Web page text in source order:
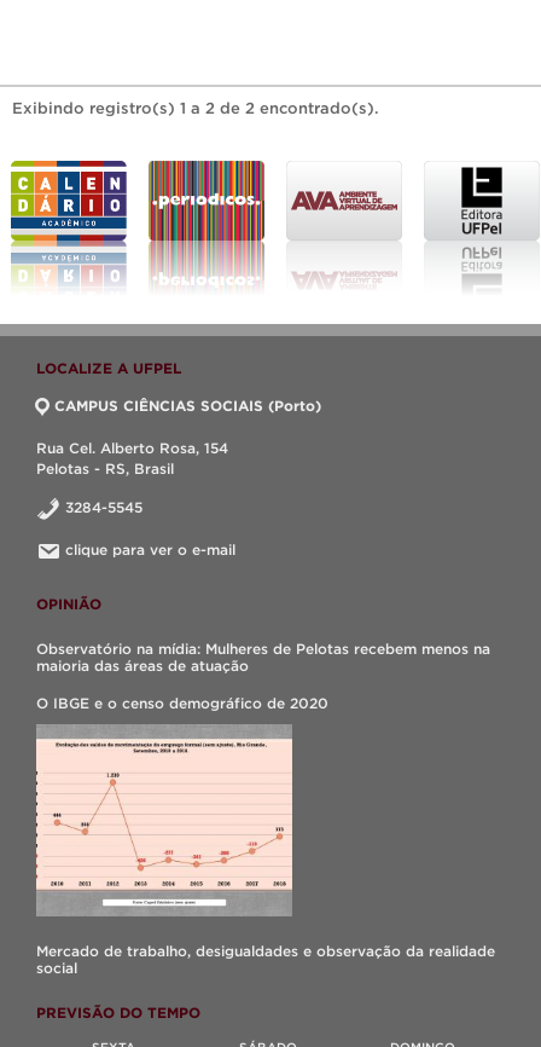
Exibindo registro(s) 1 a 2 de 2 encontrado(s).
LOCALIZE A UFPEL
CAMPUS CIÊNCIAS SOCIAIS (Porto)
Rua Cel. Alberto Rosa, 154
Pelotas - RS, Brasil
3284-5545
clique para ver o e-mail
OPINIÃO
Observatório na mídia: Mulheres de Pelotas recebem menos na
maioria das áreas de atuação
O IBGE e o censo demográfico de 2020
Mercado de trabalho, desigualdades e observação da realidade
social
PREVISÃO DO TEMPO